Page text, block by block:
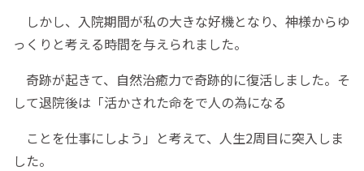
しかし、入院期間が私の大きな好機となり、神様からゆ
っくりと考える時間を与えられました。
奇跡が起きて、自然治癒力で奇跡的に復活しました。そ
して退院後は「活かされた命をで人の為になる
ことを仕事にしよう」と考えて、人生2周目に突入しま
した。